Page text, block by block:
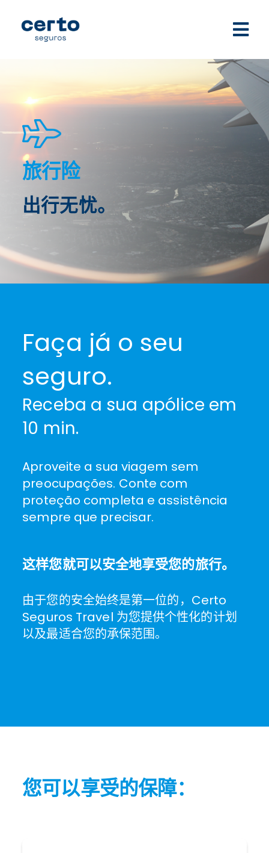
content
CERTO SEGUROS 家庭
索赔
SOBRE NÓS
LOJA
NOTÍCIAS
0
旅行险
出行无忧。
Faça já o seu
seguro.
Receba a sua apólice em
10 min.
Aproveite a sua viagem sem
preocupações. Conte com
proteção completa e assistência
sempre que precisar.
这样您就可以安全地享受您的旅行。
由于您的安全始终是第一位的，Certo
Seguros Travel 为您提供个性化的计划
以及最适合您的承保范围。
您可以享受的保障：